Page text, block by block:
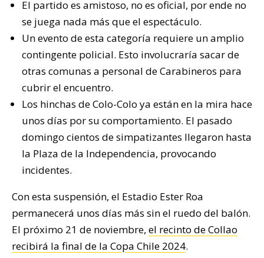
El partido es amistoso, no es oficial, por ende no
se juega nada más que el espectáculo.
Un evento de esta categoría requiere un amplio
contingente policial. Esto involucraría sacar de
otras comunas a personal de Carabineros para
cubrir el encuentro.
Los hinchas de Colo-Colo ya están en la mira hace
unos días por su comportamiento. El pasado
domingo cientos de simpatizantes llegaron hasta
la Plaza de la Independencia, provocando
incidentes.
Con esta suspensión, el Estadio Ester Roa
permanecerá unos días más sin el ruedo del balón.
El próximo 21 de noviembre, el recinto de Collao
recibirá la final de la Copa Chile 2024.